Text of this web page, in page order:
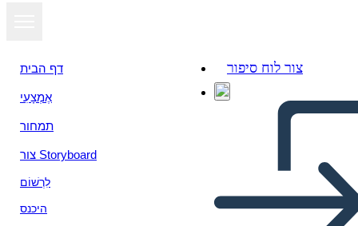
דף הבית
אֶמְצָעִי
תמחור
צור Storyboard
לִרְשׁוֹם
היכנס
צור לוח סיפור